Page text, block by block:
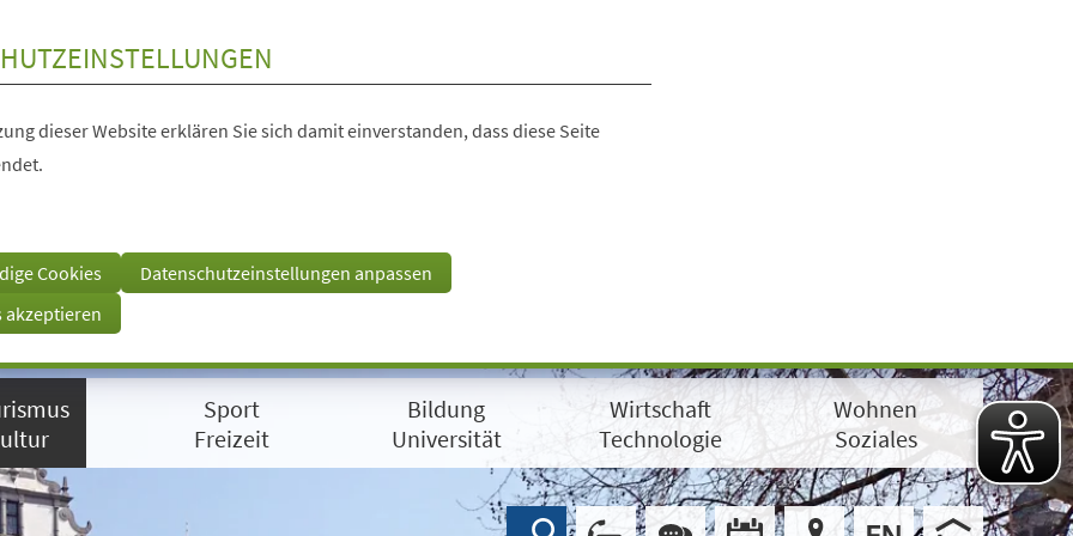
dieser Website erklären Sie sich damit einverstanden, dass diese Seite
Cookies
Datenschutzeinstellungen anpassen
akzeptieren
Sport
Freizeit
Bildung
Universität
Wirtschaft
Technologie
Wohnen
Soziales